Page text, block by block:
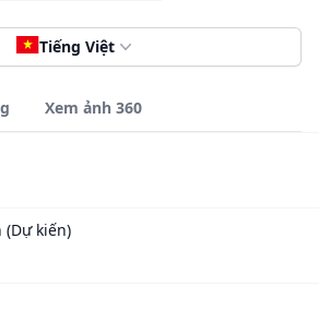
Tiếng Việt
Xem ảnh 360
kiến)